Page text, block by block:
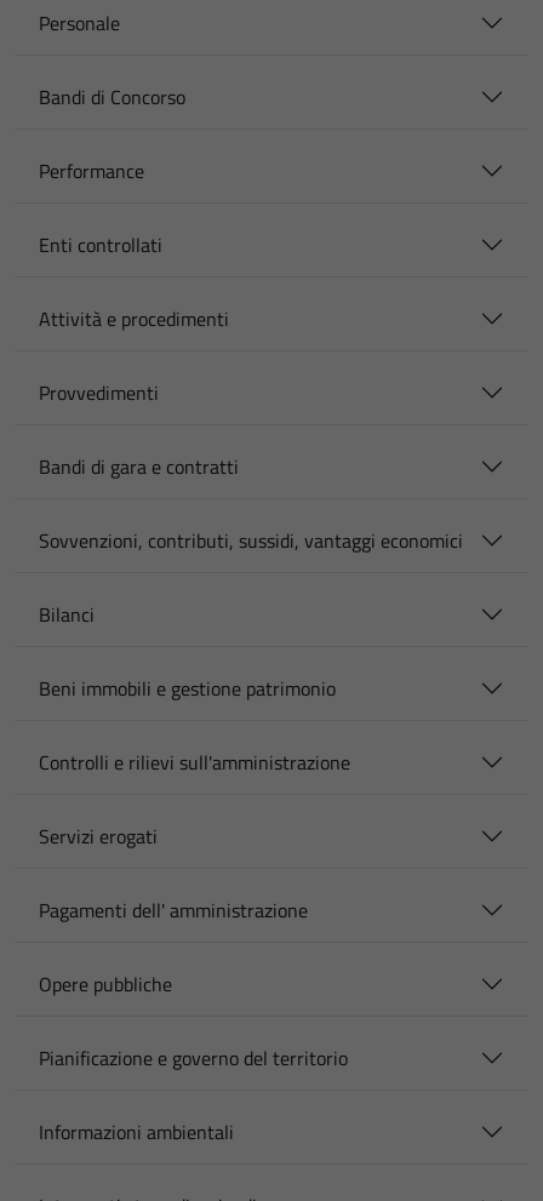
Personale
Bandi di Concorso
Performance
Enti controllati
Attività e procedimenti
Provvedimenti
Bandi di gara e contratti
Sovvenzioni, contributi, sussidi, vantaggi economici
Bilanci
Beni immobili e gestione patrimonio
Controlli e rilievi sull'amministrazione
Servizi erogati
Pagamenti dell' amministrazione
Opere pubbliche
Pianificazione e governo del territorio
Informazioni ambientali